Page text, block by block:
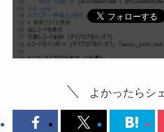
よかったらシ